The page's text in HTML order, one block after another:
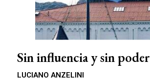
Sin influencia y sin poder
LUCIANO ANZELINI